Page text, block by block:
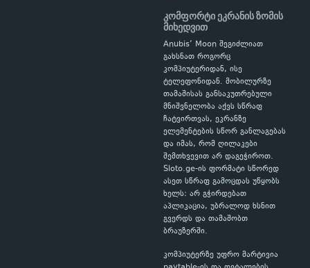
კომფორტი ეკრანის ზომის
მიხედვით
Anubis’ Moon შეგიძლიათ
გახსნათ როგორც
კომპიუტერიდან, ისე
ტელეფონიდან. მობილურზე
თამაშისას განსაკუთრებული
მნიშვნელობა აქვს სწრაფ
ჩატვირთვას, ეკრანზე
ელემენტების სწორ განლაგებას
და იმას, რომ ღილაკები
შემთხვევით არ დაგეჭიროთ.
Sloto.ge-ის ფორმატი სწორედ
ასეთ სწრაფ გამოცდას უწყობს
ხელს: არ გჭირდებათ
აპლიკაცია, უბრალოდ ხსნით
გვერდს და თამაშობთ
ბრაუზერში.
კომპიუტერზე უფრო მარტივია